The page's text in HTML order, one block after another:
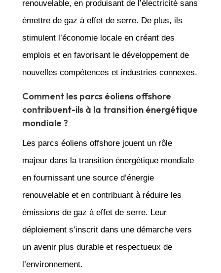
renouvelable, en produisant de l’électricité sans
émettre de gaz à effet de serre. De plus, ils
stimulent l’économie locale en créant des
emplois et en favorisant le développement de
nouvelles compétences et industries connexes.
Comment les parcs éoliens offshore
contribuent-ils à la transition énergétique
mondiale ?
Les parcs éoliens offshore jouent un rôle
majeur dans la transition énergétique mondiale
en fournissant une source d’énergie
renouvelable et en contribuant à réduire les
émissions de gaz à effet de serre. Leur
déploiement s’inscrit dans une démarche vers
un avenir plus durable et respectueux de
l’environnement.